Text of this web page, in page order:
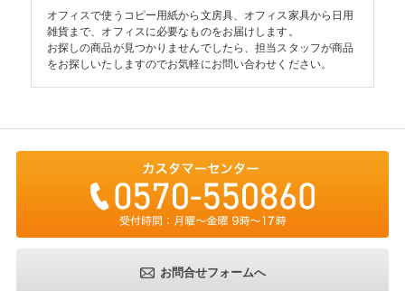
オフィスで使うコピー用紙から文房具、オフィス家具から日用
雑貨まで、オフィスに必要なものをお届けします。
お探しの商品が見つかりませんでしたら、担当スタッフが商品
をお探しいたしますのでお気軽にお問い合わせください。
お問合せフォームへ